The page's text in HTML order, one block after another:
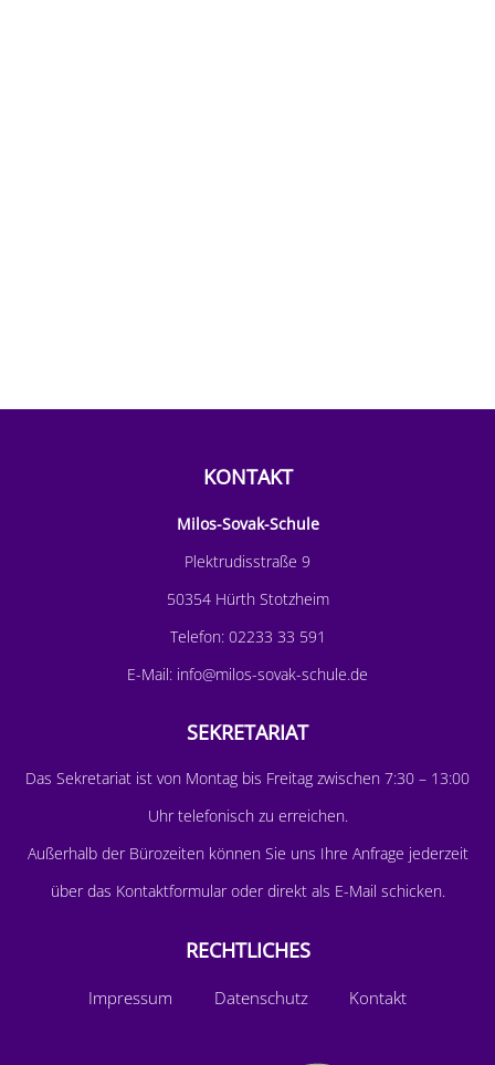
KONTAKT
Milos-Sovak-Schule
Plektrudisstraße 9
50354 Hürth Stotzheim
Telefon:02233 33 591
E-Mail: info@milos-sovak-schule.de
SEKRETARIAT
Das Sekretariat ist von Montag bis Freitag zwischen 7:30 – 13:00
Uhr telefonisch zu erreichen.
Außerhalb der Bürozeiten können Sie uns Ihre Anfrage jederzeit
über das Kontaktformularoder direkt als E-Mail schicken.
RECHTLICHES
Impressum Datenschutz Kontakt